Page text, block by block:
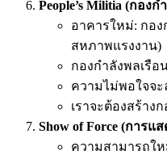
People’s Militia (กองก
อาคารใหม่: กอง
สหภาพแรงงาน)
กองกำลังพลเรื
ความไม่พอใจจะ
เราจะต้องสร้าง
Show of Force (การแ
ความสามารถให